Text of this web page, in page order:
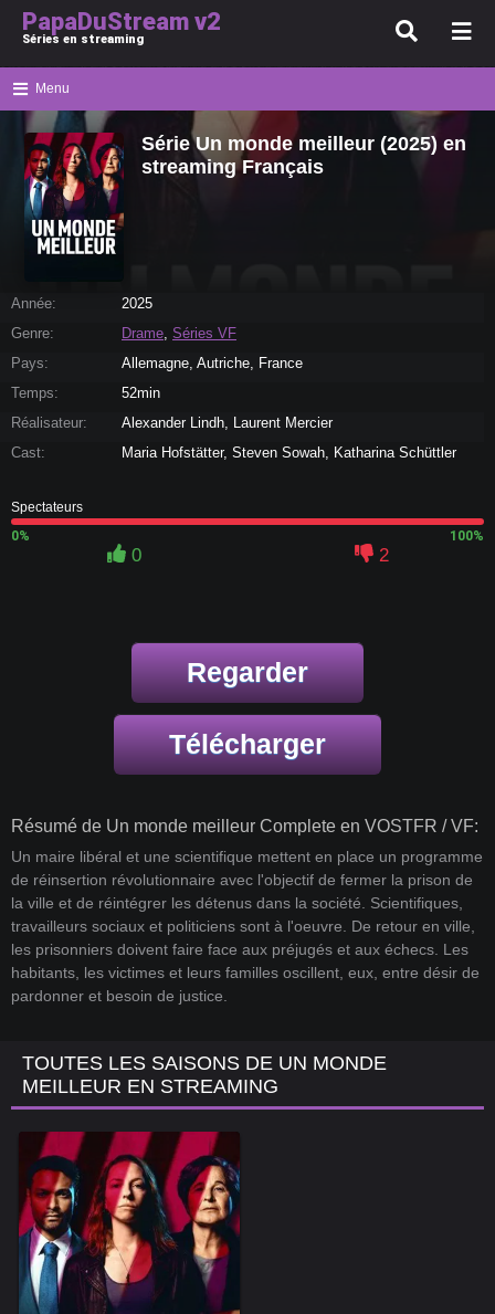
PapaDuStream v2
Séries en streaming
Menu
Série Un monde meilleur (2025) en
streaming Français
Année:
2025
Genre:
Drame, Séries VF
Pays:
Allemagne, Autriche, France
Temps:
52min
Réalisateur:
Alexander Lindh, Laurent Mercier
Cast:
Maria Hofstätter, Steven Sowah, Katharina Schüttler
Spectateurs
0%
100%
0 2
Regarder
Télécharger
Résumé de Un monde meilleur Complete en VOSTFR / VF:
Un maire libéral et une scientifique mettent en place un programme
de réinsertion révolutionnaire avec l'objectif de fermer la prison de
la ville et de réintégrer les détenus dans la société. Scientifiques,
travailleurs sociaux et politiciens sont à l'oeuvre. De retour en ville,
les prisonniers doivent faire face aux préjugés et aux échecs. Les
habitants, les victimes et leurs familles oscillent, eux, entre désir de
pardonner et besoin de justice.
TOUTES LES SAISONS DE UN MONDE
MEILLEUR EN STREAMING